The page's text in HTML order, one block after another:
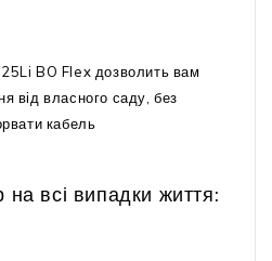
BO Flex дозволить вам
від власного саду, без
кабель
всі випадки життя: